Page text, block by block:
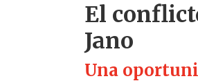
El
Jano
Una